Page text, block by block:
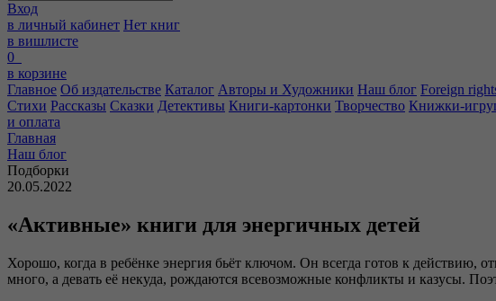
Вход
в личный кабинет Нет книг
в вишлисте
0
в корзине
Главное Об издательстве Каталог Авторы и Художники Наш блог Foreign
Стихи Рассказы Сказки Детективы Книги-картонки Творчество Книжки-
и оплата
Главная
Наш блог
Подборки
20.05.2022
«Активные» книги для энергичных детей
Хорошо, когда в ребёнке энергия бьёт ключом. Он всегда готов к действию,
много, а девать её некуда, рождаются всевозможные конфликты и казусы.